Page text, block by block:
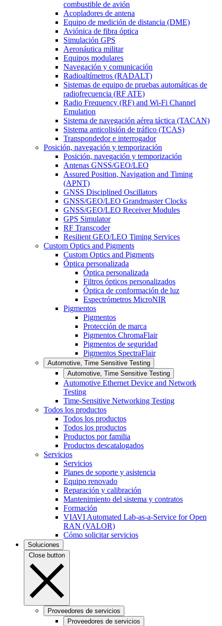
combustible de avión
Acopladores de antena
Equipo de medición de distancia (DME)
Aviónica de fibra óptica
Simulación GPS
Aeronáutica militar
Equipos modulares
Navegación y comunicación
Radioaltímetros (RADALT)
Sistemas de equipo de pruebas automáticas de
radiofrecuencia (RF ATE)
Radio Frequency (RF) and Wi-Fi Channel
Emulation
Sistema de navegación aérea táctica (TACAN)
Sistema anticolisión de tráfico (TCAS)
Transpondedor e interrogador
Posición, navegación y temporización
Posición, navegación y temporización
Antenas GNSS/GEO/LEO
Assured Position, Navigation and Timing
(APNT)
GNSS Disciplined Oscillators
GNSS/GEO/LEO Grandmaster Clocks
GNSS/GEO/LEO Receiver Modules
GPS Simulator
RF Transcoder
Resilient GEO/LEO Timing Services
Custom Optics and Pigments
Custom Optics and Pigments
Óptica personalizada
Óptica personalizada
Filtros ópticos personalizados
Óptica de conformación de luz
Espectrómetros MicroNIR
Pigmentos
Pigmentos
Protección de marca
Pigmentos ChromaFlair
Pigmentos de seguridad
Pigmentos SpectraFlair
Automotive, Time Sensitive Testing
Automotive, Time Sensitive Testing
Automotive Ethernet Device and Network
Testing
Time-Sensitive Networking Testing
Todos los productos
Todos los productos
Todos los productos
Productos por familia
Productos descatalogados
Servicios
Servicios
Planes de soporte y asistencia
Equipo renovado
Reparación y calibración
Mantenimiento del sistema y contratos
Formación
VIAVI Automated Lab-as-a-Service for Open
RAN (VALOR)
Cómo solicitar servicios
Soluciones
Close button
Proveedores de servicios
Proveedores de servicios